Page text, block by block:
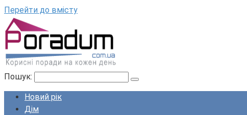
Перейти до вмісту
Пошук:
Новий рік
Дім